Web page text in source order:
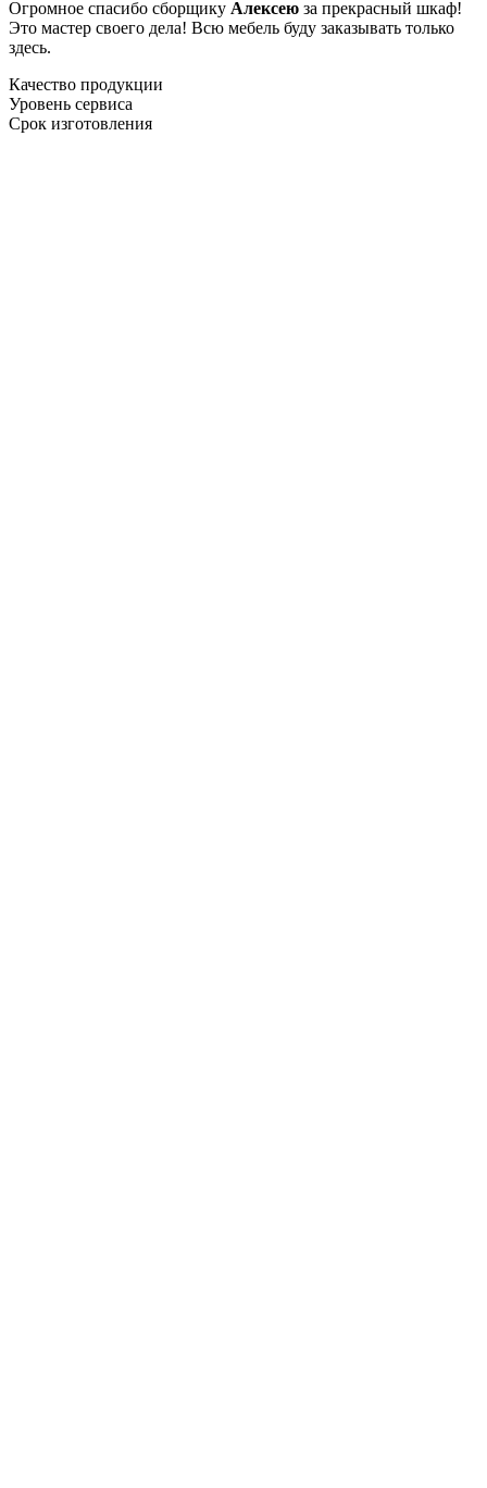
Огромное спасибо сборщику Алексею за прекрасный шкаф!
Это мастер своего дела! Всю мебель буду заказывать только
здесь.
Качество продукции
Уровень сервиса
Срок изготовления